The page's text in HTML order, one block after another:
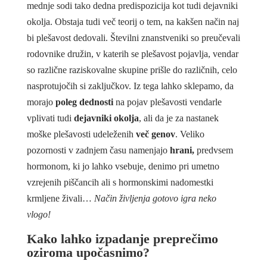
mednje sodi tako dedna predispozicija kot tudi dejavniki
okolja. Obstaja tudi več teorij o tem, na kakšen način naj
bi plešavost dedovali. Številni znanstveniki so preučevali
rodovnike družin, v katerih se plešavost pojavlja, vendar
so različne raziskovalne skupine prišle do različnih, celo
nasprotujočih si zaključkov. Iz tega lahko sklepamo, da
morajo poleg dednostina pojav plešavosti vendarle
vplivati tudi dejavniki okolja, ali da je za nastanek
moške plešavosti udeleženih več genov. Veliko
pozornosti v zadnjem času namenjajo hrani,predvsem
hormonom, ki jo lahko vsebuje, denimo pri umetno
vzrejenih piščancih ali s hormonskimi nadomestki
krmljene živali… Način življenja gotovo igra neko
vlogo!
Kako lahko izpadanje preprečimo
oziroma upočasnimo?